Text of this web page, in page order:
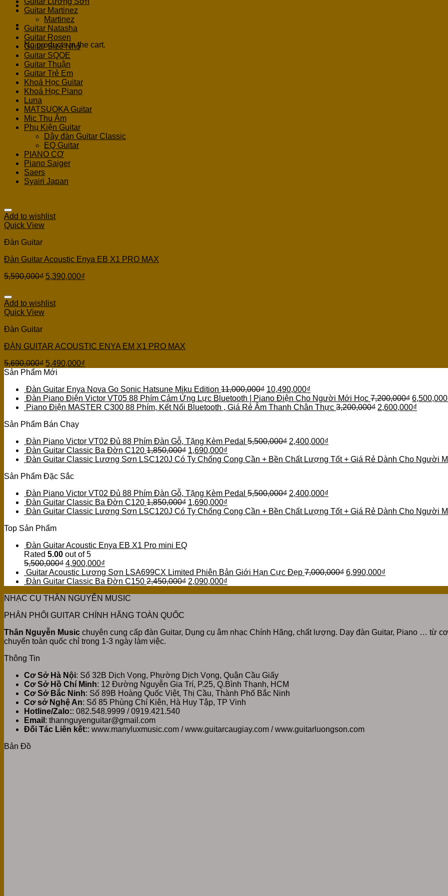
Cart
No products in the cart.
Guitar Martinez
Martinez
Guitar Natasha
Guitar Rosen
Guitar Size Nhỏ
Guitar SQOE
Guitar Thuận
Guitar Trẻ Em
Khoá Học Guitar
Khoá Học Piano
Luna
MATSUOKA Guitar
Mic Thu Âm
Phụ Kiện Guitar
Dây đàn Guitar Classic
EQ Guitar
PIANO CƠ
Piano Saiger
Saers
Syairi Japan
Add to wishlist
Quick View
Đàn Guitar
Đàn Guitar Acoustic Enya EB X1 PRO MAX
5,590,000₫ 5,390,000₫
Add to wishlist
Quick View
Đàn Guitar
ĐÀN GUITAR ACOUSTIC ENYA EM X1 PRO MAX
5,690,000₫ 5,490,000₫
Sản Phẩm Mới
Đàn Guitar Enya Nova Go Sonic Hatsune Miku Edition 11,000,000₫ 10,490,000₫
Đàn Piano Điện Victor VT05 88 Phím Cảm Ứng Lực Bluetooth | Piano Điện Cho Người Mới Học 7,200,000₫ 6,500,000
Piano Điện MASTER C300 88 Phím, Kết Nối Bluetooth , Giá Rẻ Âm Thanh Chân Thực 3,200,000₫ 2,600,000₫
Sản Phẩm Bán Chạy
Đàn Piano Victor VT02 Đủ 88 Phím Đàn Gỗ, Tặng Kèm Pedal 5,500,000₫ 2,400,000₫
Đàn Guitar Classic Ba Đờn C120 1,850,000₫ 1,690,000₫
Đàn Guitar Classic Lương Sơn LSC120J Có Ty Chống Cong Cần + Bền Chất Lượng Tốt + Giá Rẻ Dành Cho Người
Sản Phẩm Đặc Sắc
Đàn Piano Victor VT02 Đủ 88 Phím Đàn Gỗ, Tặng Kèm Pedal 5,500,000₫ 2,400,000₫
Đàn Guitar Classic Ba Đờn C120 1,850,000₫ 1,690,000₫
Đàn Guitar Classic Lương Sơn LSC120J Có Ty Chống Cong Cần + Bền Chất Lượng Tốt + Giá Rẻ Dành Cho Người
Top Sản Phẩm
Đàn Guitar Acoustic Enya EB X1 Pro mini EQ
Rated 5.00 out of 5
5,500,000₫ 4,900,000₫
Guitar Acoustic Lương Sơn LSA699CX Limited Phiên Bản Giới Hạn Cực Đẹp 7,000,000₫ 6,990,000₫
Đàn Guitar Classic Ba Đờn C150 2,450,000₫ 2,090,000₫
NHẠC CỤ THÂN NGUYỄN MUSIC
PHÂN PHỐI GUITAR CHÍNH HÃNG TOÀN QUỐC
Thân Nguyễn Music chuyên cung cấp đàn Guitar, Dụng cụ âm nhạc Chính Hãng, chất lượng. Dạy đàn Guitar, Piano … từ
chuyển toàn quốc chỉ trong 1-3 ngày làm việc.
Thông Tin
Cơ Sở Hà Nội: Số 32B Dịch Vọng, Phường Dịch Vọng, Quận Cầu Giấy
Cơ Sở Hồ Chí Minh: 12 Đường Nguyễn Gia Trí, P.25, Q.Bình Thạnh, HCM
Cơ Sở Bắc Ninh: Số 89B Hoàng Quốc Việt, Thị Cầu, Thành Phố Bắc Ninh
Cơ sở Nghệ An: Số 85 Phùng Chí Kiên, Hà Huy Tập, TP Vinh
Hotline/Zalo:: 082.548.9999 / 0919.421.540
Email : thannguyenguitar@gmail.com
Đối Tác Liên kết:: www.manyluxmusic.com / www.guitarcaugiay.com / www.guitarluongson.com
Bản Đồ